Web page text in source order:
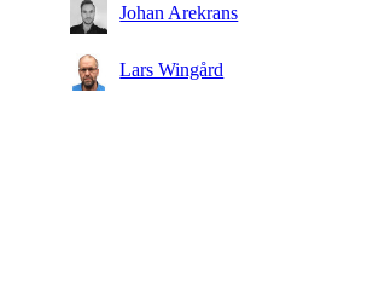
Johan Arekrans
Lars Wingård